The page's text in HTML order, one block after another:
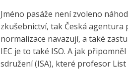
Jméno pasáže není zvoleno
zkušebnictví, tak Česká
normalizace navazují, a také
IEC je to také ISO. A jak
sdružení (ISA), které profesor